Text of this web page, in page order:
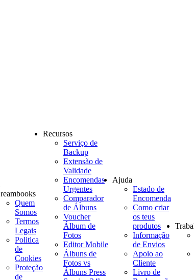
Quem
Somos
Termos
Legais
Politica
de
Cookies
Proteção
de
Recursos
Serviço de
Backup
Extensão de
Validade
Encomendas
Urgentes
Comparador
de Álbuns
Voucher
Álbum de
Fotos
Editor Mobile
Álbuns de
Fotos vs
Álbuns Press
Ajuda
Estado de
Encomenda
Como criar
os teus
produtos
Informação
de Envios
Apoio ao
Cliente
Livro de